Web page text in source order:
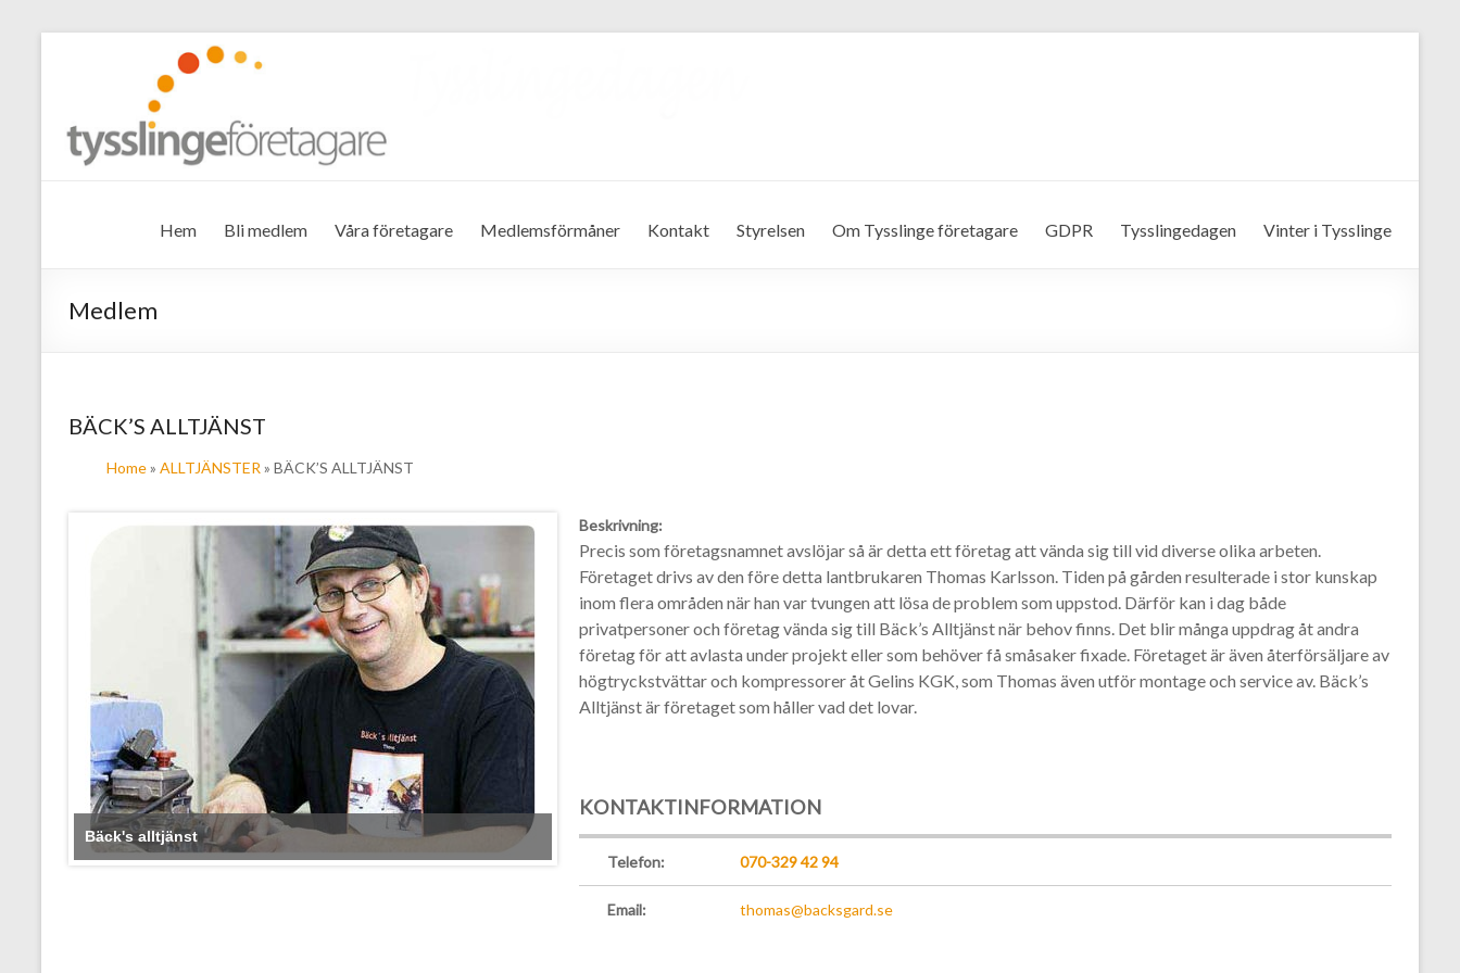
Tysslinge företagare
Hem Bli medlem Våra företagare Medlemsförmåner Kontakt Styrelsen Om Tysslinge företagare GDPR Tysslingedagen Vinter i Tysslinge
Medlem
BÄCK’S ALLTJÄNST
Home» ALLTJÄNSTER » BÄCK’S ALLTJÄNST
Bäck's alltjänst
Beskrivning:
Precis som företagsnamnet avslöjar så är detta ett företag att vända sig till vid diverse olika arbeten.
Företaget drivs av den före detta lantbrukaren Thomas Karlsson. Tiden på gården resulterade i stor kunskap
inom flera områden när han var tvungen att lösa de problem som uppstod. Därför kan i dag både
privatpersoner och företag vända sig till Bäck’s Alltjänst när behov finns. Det blir många uppdrag åt andra
företag för att avlasta under projekt eller som behöver få småsaker fixade. Företaget är även återförsäljare av
högtryckstvättar och kompressorer åt Gelins KGK, som Thomas även utför montage och service av. Bäck’s
Alltjänst är företaget som håller vad det lovar.
KONTAKTINFORMATION
Telefon: 070-329 42 94
Email: thomas@backsgard.se